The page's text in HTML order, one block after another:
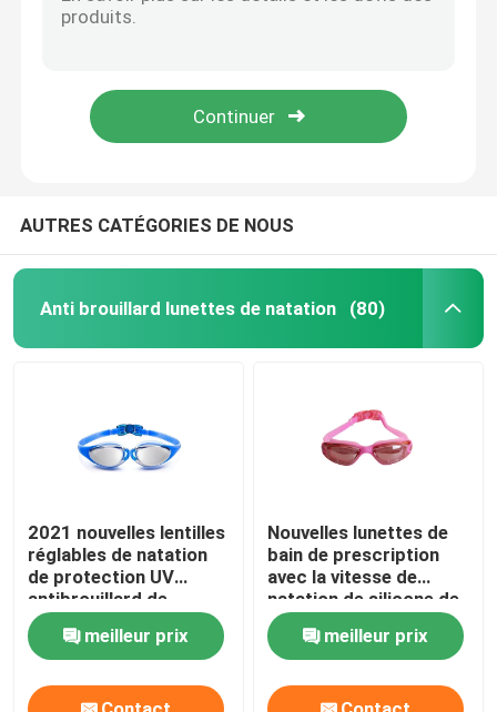
imperméabilisez le chapeau de bain
Lunettes tactiques militaires
Lunettes optiques de prescription
Ailerons de bain de plongée
Lunettes de jockey de cheval
AUTRES CATÉGORIES DE NOUS
Anti brouillard lunettes de natation (80)
2021 nouvelles lentilles
réglables de natation
de protection UV
antibrouillard de
lunettes de bain pour
des femmes des
hommes
meilleur prix
Nouvelles lunettes de
bain de prescription
avec la vitesse de
natation de silicone de
lentille de miroir avec la
protection
antibrouillard et UV
réglable d'ajustement
meilleur prix